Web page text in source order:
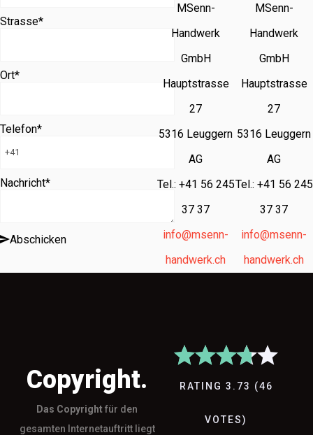
Strasse*
Ort*
Telefon*
Nachricht*
Abschicken
MSenn-
Handwerk
GmbH
Hauptstrasse
27
5316 Leuggern
AG
Tel.: +41 56 245
37 37
info@msenn-
handwerk.ch
MSenn-
Handwerk
GmbH
Hauptstrasse
27
5316 Leuggern
AG
Tel.: +41 56 245
37 37
info@msenn-
handwerk.ch
Copyright.
Das Copyrightfür den
gesamten Internetauftritt liegt
RATING 3.73 (46
VOTES)